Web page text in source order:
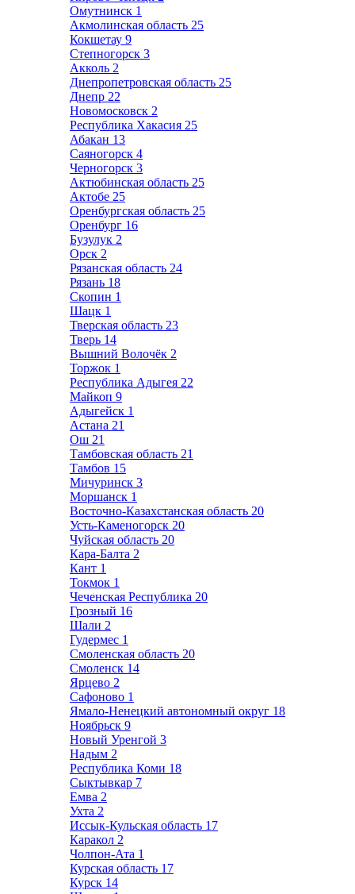
Омутнинск 1
Акмолинская область 25
Кокшетау 9
Степногорск 3
Акколь 2
Днепропетровская область 25
Днепр 22
Новомосковск 2
Республика Хакасия 25
Абакан 13
Саяногорск 4
Черногорск 3
Актюбинская область 25
Актобе 25
Оренбургская область 25
Оренбург 16
Бузулук 2
Орск 2
Рязанская область 24
Рязань 18
Скопин 1
Шацк 1
Тверская область 23
Тверь 14
Вышний Волочёк 2
Торжок 1
Республика Адыгея 22
Майкоп 9
Адыгейск 1
Астана 21
Ош 21
Тамбовская область 21
Тамбов 15
Мичуринск 3
Моршанск 1
Восточно-Казахстанская область 20
Усть-Каменогорск 20
Чуйская область 20
Кара-Балта 2
Кант 1
Токмок 1
Чеченская Республика 20
Грозный 16
Шали 2
Гудермес 1
Смоленская область 20
Смоленск 14
Ярцево 2
Сафоново 1
Ямало-Ненецкий автономный округ 18
Ноябрьск 9
Новый Уренгой 3
Надым 2
Республика Коми 18
Сыктывкар 7
Емва 2
Ухта 2
Иссык-Кульская область 17
Каракол 2
Чолпон-Ата 1
Курская область 17
Курск 14